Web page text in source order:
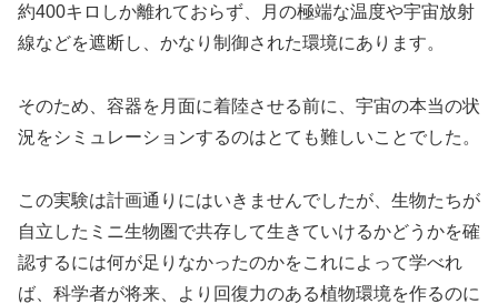
約400キロしか離れておらず、月の極端な温度や宇宙放射
線などを遮断し、かなり制御された環境にあります。
そのため、容器を月面に着陸させる前に、宇宙の本当の状
況をシミュレーションするのはとても難しいことでした。
この実験は計画通りにはいきませんでしたが、生物たちが
自立したミニ生物圏で共存して生きていけるかどうかを確
認するには何が足りなかったのかをこれによって学べれ
ば、科学者が将来、より回復力のある植物環境を作るのに